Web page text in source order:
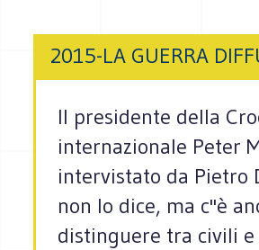
2015-LA GUERRA
Il presidente della
internazionale Peter
intervistato da Pietro
non lo dice, ma c''è
distinguere tra civili